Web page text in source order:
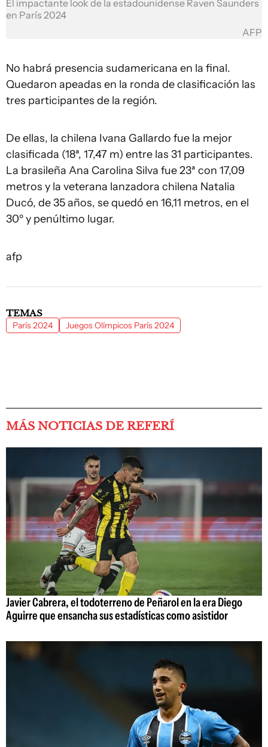
El impactante look de la estadounidense Raven Saunders
en París 2024
AFP
No habrá presencia sudamericana en la final.
Quedaron apeadas en la ronda de clasificación las
tres participantes de la región.
De ellas, la chilena Ivana Gallardo fue la mejor
clasificada (18ª, 17,47 m) entre las 31 participantes.
La brasileña Ana Carolina Silva fue 23ª con 17,09
metros y la veterana lanzadora chilena Natalia
Ducó, de 35 años, se quedó en 16,11 metros, en el
30º y penúltimo lugar.
afp
TEMAS
París 2024 Juegos Olímpicos París 2024
MÁS NOTICIAS DE REFERÍ
Javier Cabrera, el todoterreno de Peñarol en la era Diego
Aguirre que ensancha sus estadísticas como asistidor